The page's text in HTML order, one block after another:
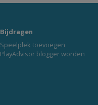
Bijdragen
Speelplek toevoegen
PlayAdvisor blogger worden